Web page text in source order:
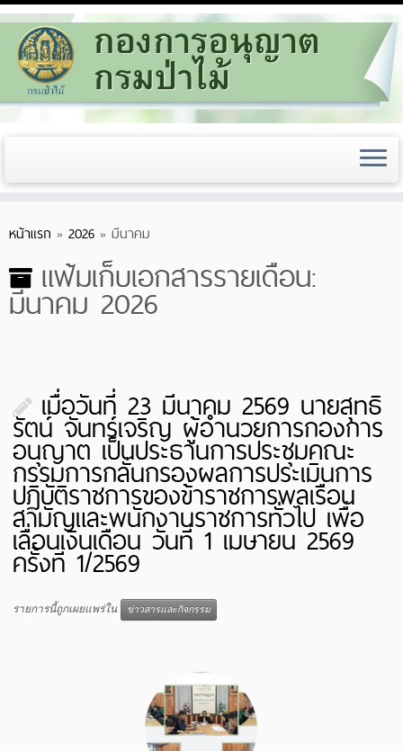
toหน้าแรก » 2026 » มีนาคม
แฟ้มเก็บเอกสารรายเดือน:
มีนาคม 2026
เมื่อวันที่ 23 มีนาคม 2569 นายสุทธิ
รัตน์ จันทร์เจริญ ผู้อำนวยการกองการ
อนุญาต เป็นประธานการประชุมคณะ
กรรมการกลั่นกรองผลการประเมินการ
ปฏิบัติราชการของข้าราชการพลเรือน
สามัญและพนักงานราชการทั่วไป เพื่อ
เลื่อนเงินเดือน วันที่ 1 เมษายน 2569
ครั้งที่ 1/2569
รายการนี้ถูกเผยแพร่ใน ข่าวสารและกิจกรรม